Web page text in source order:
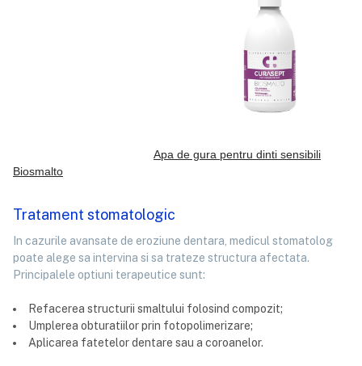
Apa de gura pentru dinti sensibili
Biosmalto
Tratament stomatologic
In cazurile avansate de eroziune dentara, medicul stomatolog
poate alege sa intervina si sa trateze structura afectata.
Principalele optiuni terapeutice sunt:
Refacerea structurii smaltului folosind compozit;
Umplerea obturatiilor prin fotopolimerizare;
Aplicarea fatetelor dentare sau a coroanelor.